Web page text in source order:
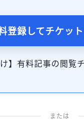
登録してチケッ
け】有料記事の閲覧
または